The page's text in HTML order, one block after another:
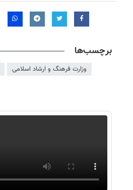
برچسب‌ها
وزارت فرهنگ و ارشاد اسلامی